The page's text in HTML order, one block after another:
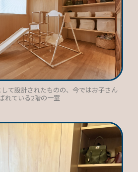
て設計されたものの、今ではお子さん
れている2階の一室